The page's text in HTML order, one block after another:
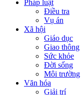
Pháp luật
Điều tra
Vụ án
Xã hội
Giáo dục
Giao thông
Sức khỏe
Đời sống
Môi trường
Văn hóa
Giải trí